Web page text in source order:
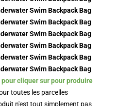
cliquer sur pour produire
toutes les parcelles
n'est tout simplement pas